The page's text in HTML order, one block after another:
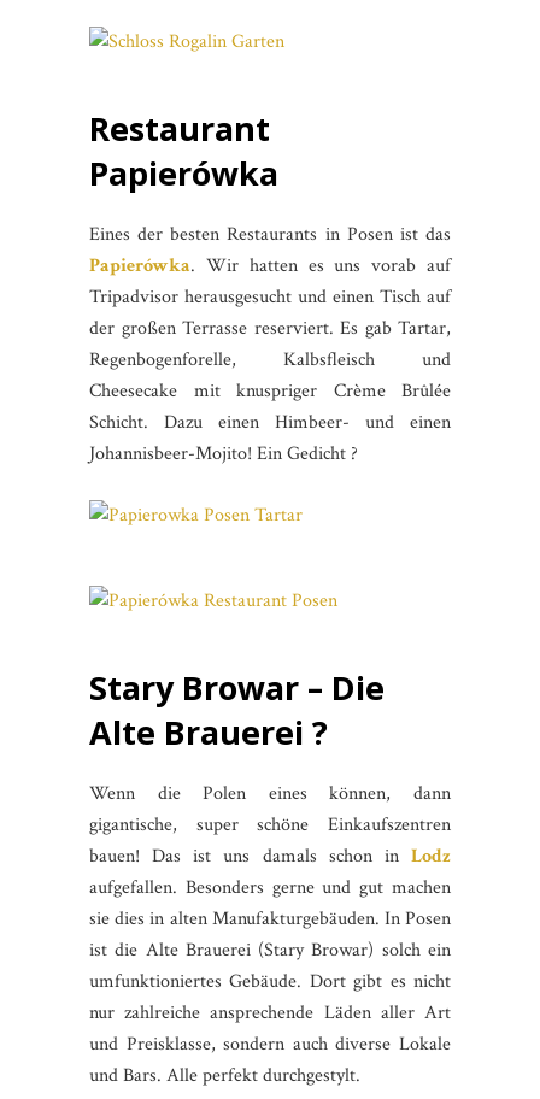
Restaurant
Papierówka
Eines der besten Restaurants in Posen ist das
Papierówka. Wir hatten es uns vorab auf
Tripadvisor herausgesucht und einen Tisch auf
der großen Terrasse reserviert. Es gab Tartar,
Regenbogenforelle, Kalbsfleisch und
Cheesecake mit knuspriger Crème Brûlée
Schicht. Dazu einen Himbeer- und einen
Johannisbeer-Mojito! Ein Gedicht ?
Stary Browar – Die
Alte Brauerei ?
Wenn die Polen eines können, dann
gigantische, super schöne Einkaufszentren
bauen! Das ist uns damals schon in Lodz
aufgefallen. Besonders gerne und gut machen
sie dies in alten Manufakturgebäuden. In Posen
ist die Alte Brauerei (Stary Browar) solch ein
umfunktioniertes Gebäude. Dort gibt es nicht
nur zahlreiche ansprechende Läden aller Art
und Preisklasse, sondern auch diverse Lokale
und Bars. Alle perfekt durchgestylt.